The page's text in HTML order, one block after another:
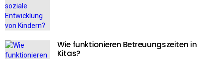
Wie funktionieren Betreuungszeiten in
Kitas?